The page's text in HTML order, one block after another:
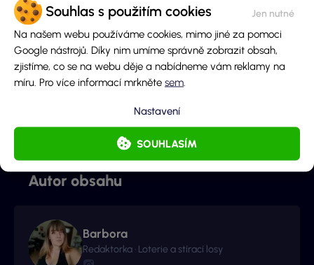
Souhlas s použitím cookies
Na našem webu používáme cookies, mimo jiné za pomoci
Google nástrojů. Díky nim umíme správně zobrazit obsah,
zjistíme, co se na webu děje a nabídneme vám reklamy na
míru. Pro více informací mrkněte sem
SOUHLASÍM
Nastavení
VSADIT SI
Výsledky
Ministerstvo financí varuje: Účastí na hazardní hře může vzniknout závislost.
Líbil se ti tento článek?
Autor obsahu
Barbora
Redaktorka · Loterie a stírací losy